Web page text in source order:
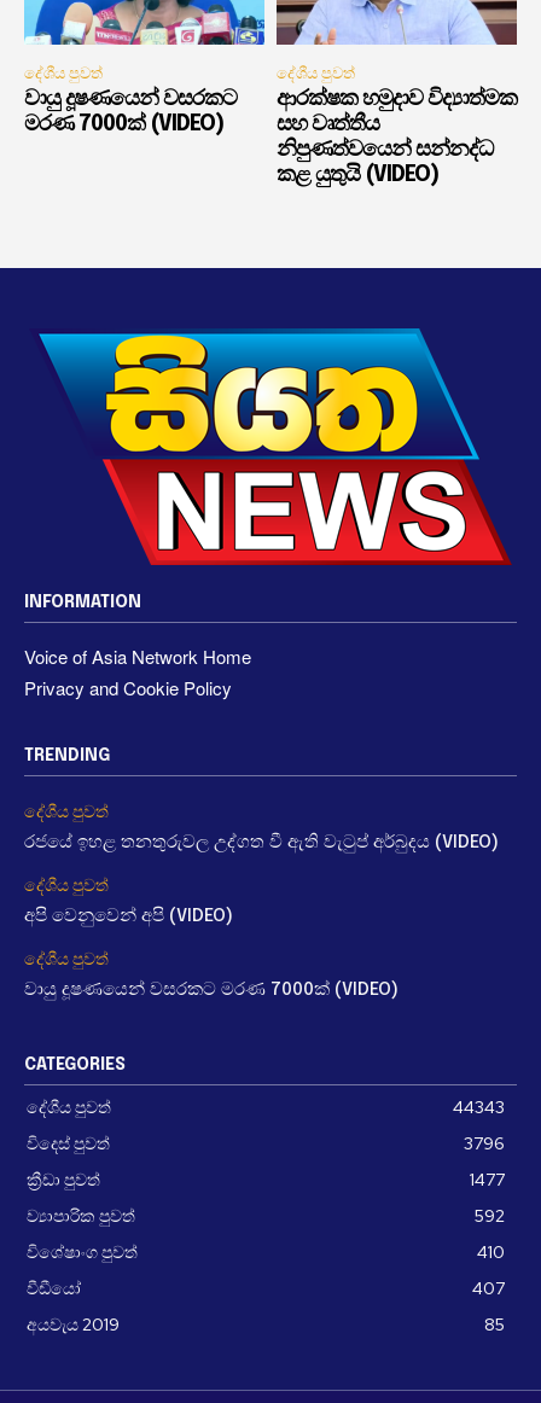
දේශීය පුවත්
වායු දූෂණයෙන් වසරකට
මරණ 7000ක් (VIDEO)
දේශීය පුවත්
ආරක්ෂක හමුදාව විද්‍යාත්මක
සහ වෘත්තීය
නිපුණත්වයෙන් සන්නද්ධ
කළ යුතුයි (VIDEO)
INFORMATION
Voice of Asia Network Home
Privacy and Cookie Policy
TRENDING
දේශීය පුවත්
රජයේ ඉහළ තනතුරුවල උද්ගත වී ඇති වැටුප් අර්බුදය (VIDEO)
දේශීය පුවත්
අපි වෙනුවෙන් අපි (VIDEO)
දේශීය පුවත්
වායු දූෂණයෙන් වසරකට මරණ 7000ක් (VIDEO)
CATEGORIES
දේශීය පුවත්
44343
විදෙස් පුවත්
3796
ක්‍රීඩා පුවත්
1477
ව්‍යාපාරික පුවත්
592
විශේෂාංග පුවත්
410
වීඩීයෝ
407
අයවැය 2019
85